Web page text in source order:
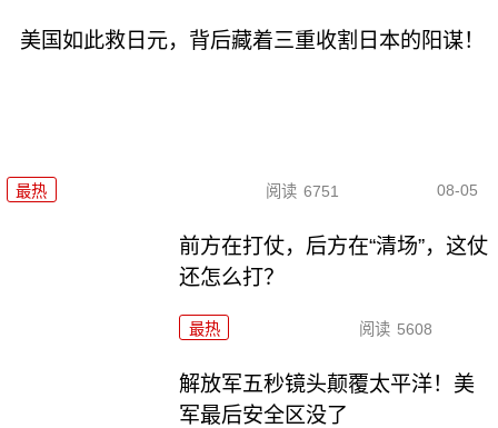
美国如此救日元，背后藏着三重收割日本的阳谋！
最热 阅读 6751 08-05
前方在打仗，后方在“清场”，这仗
还怎么打？
最热 阅读 5608
解放军五秒镜头颠覆太平洋！美
军最后安全区没了